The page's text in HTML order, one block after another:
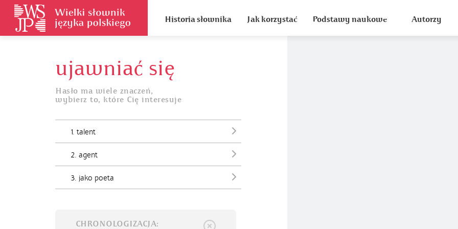
Historia słownika Jak korzystać Podstawy naukowe Autorzy
ujawniać się
Hasło ma wiele znaczeń,
wybierz to, które Cię interesuje
1. talent
2. agent
3. jako poeta
CHRONOLOGIZACJA: